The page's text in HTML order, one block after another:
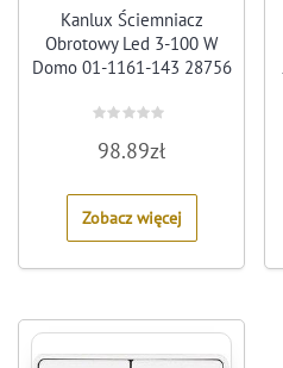
Kanlux Ściemniacz
Obrotowy Led 3-100 W
Domo 01-1161-143 28756
0
out
5
98.89zł
Zobacz więcej